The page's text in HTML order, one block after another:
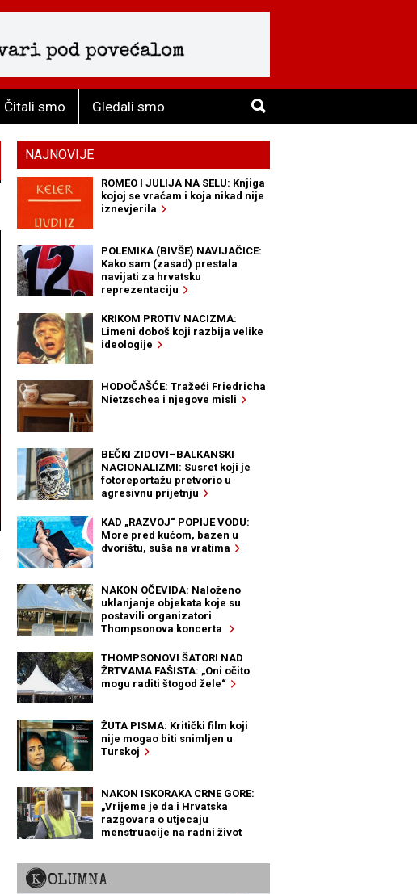
Čitali smo Gledali smo
NAJNOVIJE
ROMEO I JULIJA NA SELU: Knjiga
kojoj se vraćam i koja nikad nije
iznevjerila
POLEMIKA (BIVŠE) NAVIJAČICE:
Kako sam (zasad) prestala
navijati za hrvatsku
reprezentaciju
KRIKOM PROTIV NACIZMA:
Limeni doboš koji razbija velike
ideologije
HODOČAŠĆE: Tražeći Friedricha
Nietzschea i njegove misli
BEČKI ZIDOVI–BALKANSKI
NACIONALIZMI: Susret koji je
fotoreportažu pretvorio u
agresivnu prijetnju
KAD „RAZVOJ“ POPIJE VODU:
More pred kućom, bazen u
dvorištu, suša na vratima
NAKON OČEVIDA: Naloženo
uklanjanje objekata koje su
postavili organizatori
Thompsonova koncerta
THOMPSONOVI ŠATORI NAD
ŽRTVAMA FAŠISTA: „Oni očito
mogu raditi štogod žele“
ŽUTA PISMA: Kritički film koji
nije mogao biti snimljen u
Turskoj
NAKON ISKORAKA CRNE GORE:
„Vrijeme je da i Hrvatska
razgovara o utjecaju
menstruacije na radni život
KOLUMNA